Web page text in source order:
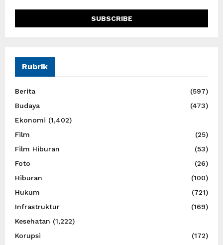
Rubrik
Berita
(597)
Budaya
(473)
Ekonomi (1,402)
Film
(25)
Film Hiburan
(53)
Foto
(26)
Hiburan
(100)
Hukum
(721)
Infrastruktur
(169)
Kesehatan (1,222)
Korupsi
(172)